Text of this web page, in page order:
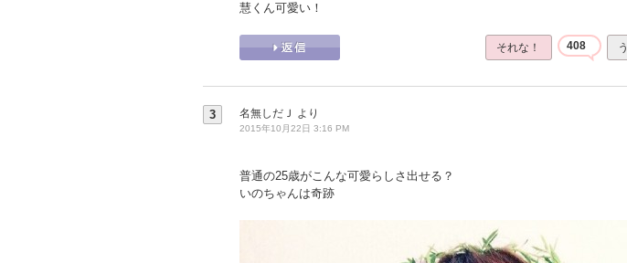
慧くん可愛い！
それな！ 408
3 名無しだＪ より
2015年10月22日 3:16 PM
普通の25歳がこんな可愛らしさ出せる？
いのちゃんは奇跡